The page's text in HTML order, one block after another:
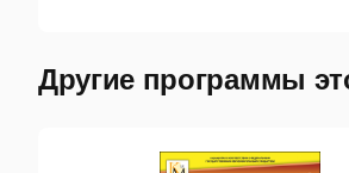
Другие программы